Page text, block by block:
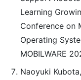
Learning
Conference on
Operating
MOBILWARE
Naoyuki